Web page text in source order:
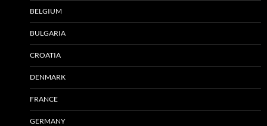
BELGIUM
BULGARIA
CROATIA
DENMARK
FRANCE
GERMANY